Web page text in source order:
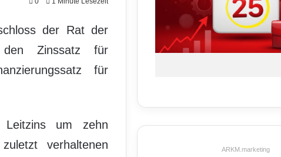
der Rat der
den Zinssatz für
für
um zehn
verhaltenen
ARKM.marketing